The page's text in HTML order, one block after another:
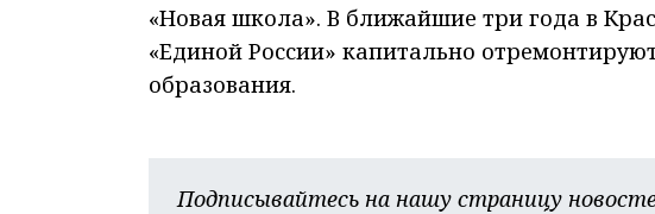
«Новая школа». В ближайшие три года в
«Единой России» капитально
образования.
Подписывайтесь на нашу страницу